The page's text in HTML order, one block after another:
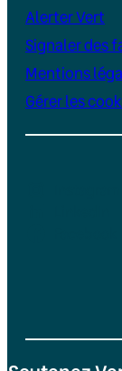
Alerter Vert
Signaler des
Mentions
Gérer les